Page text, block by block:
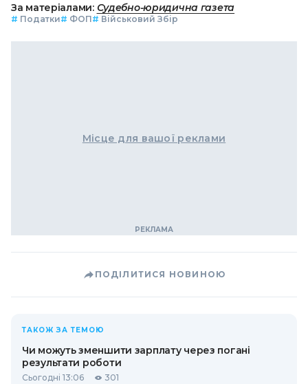
За матеріалами: Судебно-юридична газета
# Податки# ФОП# Військовий Збір
Місце для вашої реклами
ПОДІЛИТИСЯ НОВИНОЮ
ТАКОЖ ЗА ТЕМОЮ
Чи можуть зменшити зарплату через погані
результати роботи
Сьогодні 13:06 301